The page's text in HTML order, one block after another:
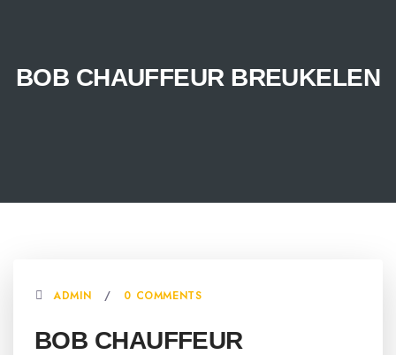
BOB CHAUFFEUR BREUKELEN
ADMIN 0 COMMENTS
BOB CHAUFFEUR